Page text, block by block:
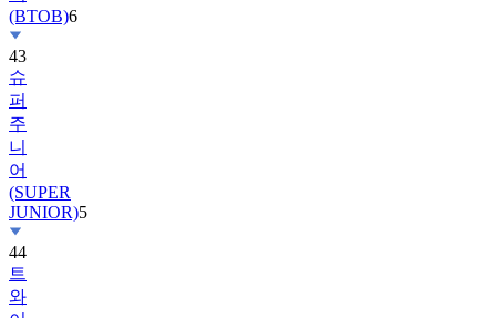
43
슈
퍼
주
니
어
(SUPER
JUNIOR)
44
트
와
이
스